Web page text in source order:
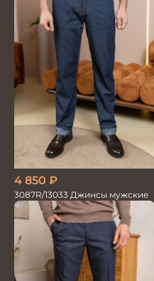
4 850 ₽
3087R/13033 Джинсы мужские